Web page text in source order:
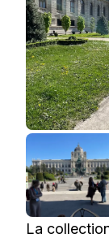
La